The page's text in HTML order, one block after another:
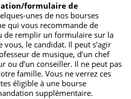
formulaire de
unes de nos bourses
qui vous recommande de
de remplir un formulaire sur la
vous, le candidat. Il peut s’agir
de musique, d’un chef
ou d’un conseiller. Il ne peut pas
famille. Vous ne verrez ces
éligible à une bourse
supplémentaire.